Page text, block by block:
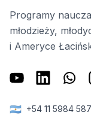
Programy
młodzieży,
i Ameryce
🇦🇷 +54 11 5984